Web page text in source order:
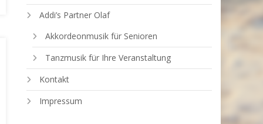
Addi’s Partner Olaf
Akkordeonmusik für Senioren
Tanzmusik für Ihre Veranstaltung
Kontakt
Impressum